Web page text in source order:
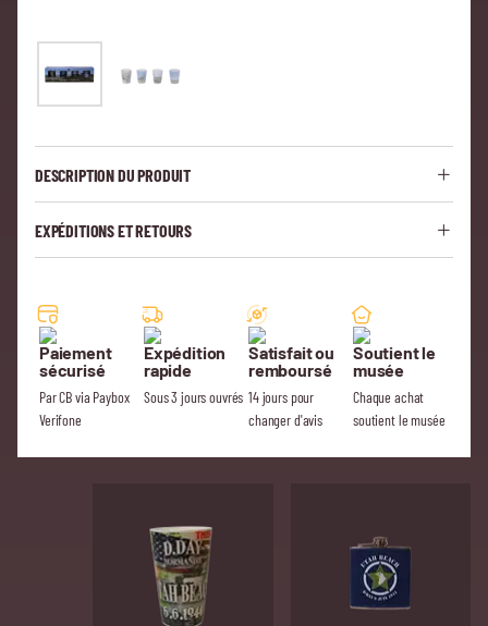
DESCRIPTION DU PRODUIT
EXPÉDITIONS ET RETOURS
Paiement
sécurisé
Par CB via Paybox
Verifone
Expédition
rapide
Sous 3 jours ouvrés
Satisfait ou
remboursé
14 jours pour
changer d'avis
Soutient le
musée
Chaque achat
soutient le musée